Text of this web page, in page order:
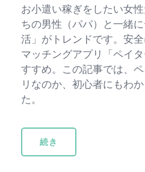
お小遣い稼ぎをしたい女
ちの男性（パパ）と一緒
活」がトレンドです。安
マッチングアプリ「ペイ
すすめ。この記事では、
リなのか、初心者にもわ
た。
続き